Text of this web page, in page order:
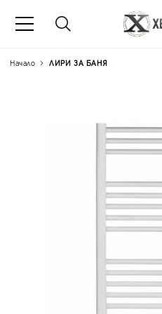
Начало ЛИРИ ЗА БАНЯ